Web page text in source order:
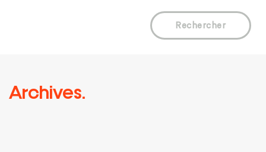
Rechercher
Archives.